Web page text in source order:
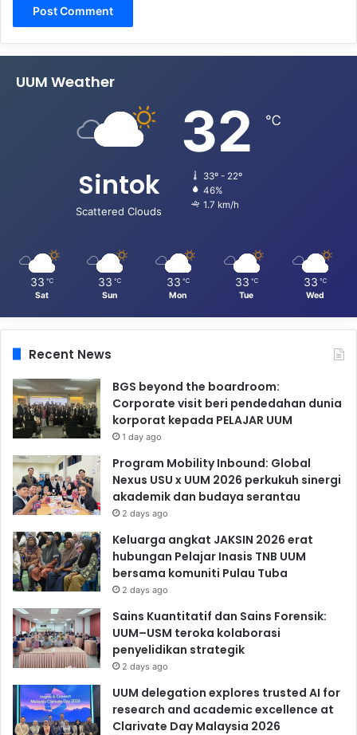
UUM Weather
Sintok
Scattered Clouds
32 ℃
33º - 22º
46%
1.7 km/h
33 ℃
Sat
33 ℃
Sun
33 ℃
Mon
33 ℃
Tue
33 ℃
Wed
Recent News
BGS beyond the boardroom:
Corporate visit beri pendedahan dunia
korporat kepada PELAJAR UUM
1 day ago
Program Mobility Inbound: Global
Nexus USU x UUM 2026 perkukuh sinergi
akademik dan budaya serantau
2 days ago
Keluarga angkat JAKSIN 2026 erat
hubungan Pelajar Inasis TNB UUM
bersama komuniti Pulau Tuba
2 days ago
Sains Kuantitatif dan Sains Forensik:
UUM–USM teroka kolaborasi
penyelidikan strategik
2 days ago
UUM delegation explores trusted AI for
research and academic excellence at
Clarivate Day Malaysia 2026